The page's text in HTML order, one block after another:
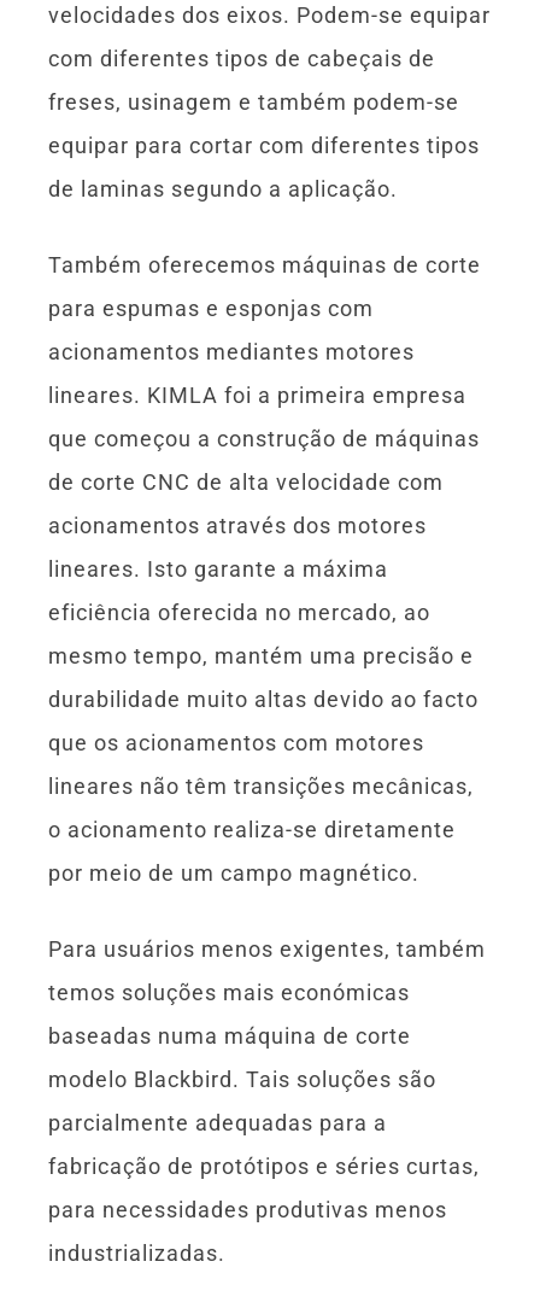
velocidades dos eixos. Podem-se equipar
com diferentes tipos de cabeçais de
freses, usinagem e também podem-se
equipar para cortar com diferentes tipos
de laminas segundo a aplicação.
Também oferecemos máquinas de corte
para espumas e esponjas com
acionamentos mediantes motores
lineares. KIMLA foi a primeira empresa
que começou a construção de máquinas
de corte CNC de alta velocidade com
acionamentos através dos motores
lineares. Isto garante a máxima
eficiência oferecida no mercado, ao
mesmo tempo, mantém uma precisão e
durabilidade muito altas devido ao facto
que os acionamentos com motores
lineares não têm transições mecânicas,
o acionamento realiza-se diretamente
por meio de um campo magnético.
Para usuários menos exigentes, também
temos soluções mais económicas
baseadas numa máquina de corte
modelo Blackbird. Tais soluções são
parcialmente adequadas para a
fabricação de protótipos e séries curtas,
para necessidades produtivas menos
industrializadas.